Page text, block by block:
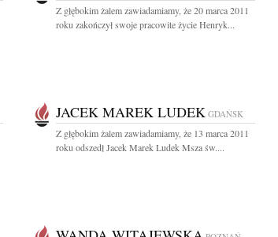
Z głębokim żalem zawiadamiamy, że 20 marca 2011
roku zakończył swoje pracowite życie Henryk...
JACEK MAREK LUDEK GDAŃSK
Z głębokim żalem zawiadamiamy, że 13 marca 2011
roku odszedł Jacek Marek Ludek Msza św....